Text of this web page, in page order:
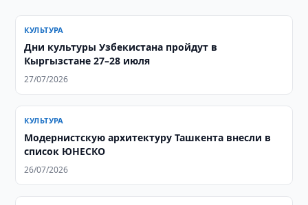
КУЛЬТУРА
Дни культуры Узбекистана пройдут в
Кыргызстане 27–28 июля
27/07/2026
КУЛЬТУРА
Модернистскую архитектуру Ташкента внесли в
список ЮНЕСКО
26/07/2026